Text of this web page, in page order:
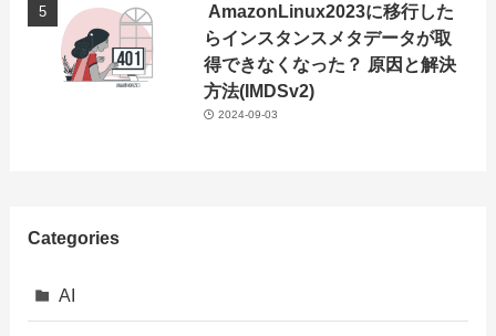
AmazonLinux2023に移行した
らインスタンスメタデータが取
得できなくなった？ 原因と解決
方法(IMDSv2)
2024-09-03
Categories
AI